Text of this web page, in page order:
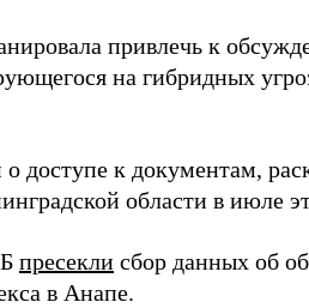
привлечь к
на гибридных
доступе к документам,
области в июле
пресекли сбор данных об
в Анапе.